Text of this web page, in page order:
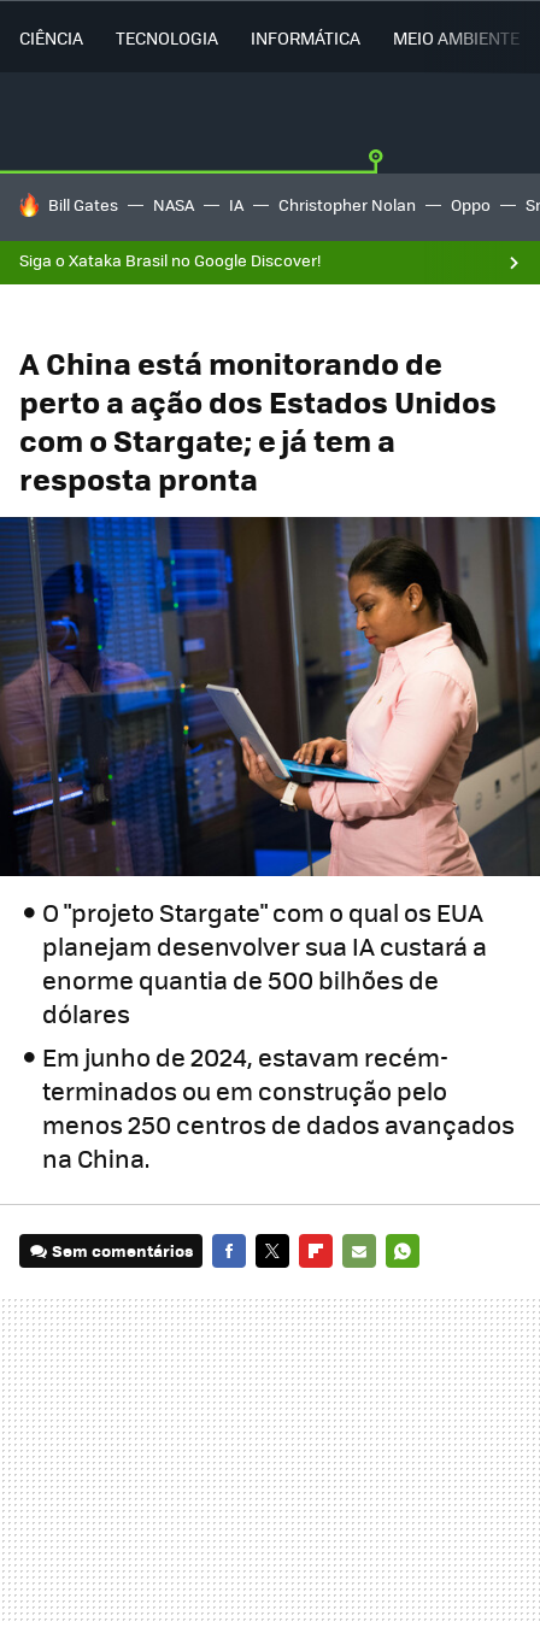
CIÊNCIA TECNOLOGIA INFORMÁTICA MEIO AMBIENTE
TENDÊNCIAS DO DIA
Bill Gates NASA IA Christopher Nolan Oppo
Siga o Xataka Brasil no Google Discover!
A China está monitorando de
perto a ação dos Estados Unidos
com o Stargate; e já tem a
resposta pronta
O "projeto Stargate" com o qual os EUA
planejam desenvolver sua IA custará a
enorme quantia de 500 bilhões de
dólares
Em junho de 2024, estavam recém-
terminados ou em construção pelo
menos 250 centros de dados avançados
na China.
Sem comentários
MAIL